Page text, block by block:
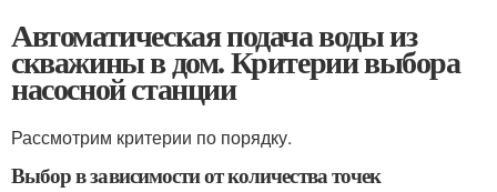
Автоматическая подача воды из
скважины в дом. Критерии выбора
насосной станции
Рассмотрим критерии по порядку.
Выбор в зависимости от количества точек